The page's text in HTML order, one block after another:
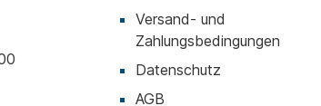
Versand- und
Zahlungsbedingungen
Datenschutz
AGB